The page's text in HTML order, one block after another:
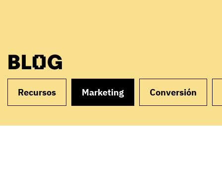
BLOG
Recursos Marketing Conversión